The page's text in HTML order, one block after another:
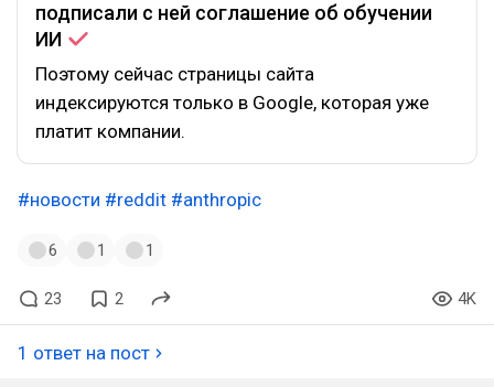
подписали с ней соглашение об обучении
ИИ
Поэтому сейчас страницы сайта
индексируются только в Google, которая уже
платит компании.
#новости #reddit #anthropic
6 1 1
23 2 4K
1 ответ на пост